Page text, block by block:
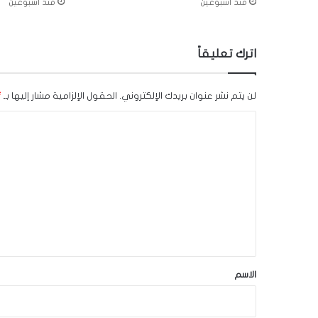
منذ أسبوعين منذ أسبوعين
اترك تعليقاً
لن يتم نشر عنوان بريدك الإلكتروني. الحقول الإلزامية مشار إليها بـ
*
الاسم